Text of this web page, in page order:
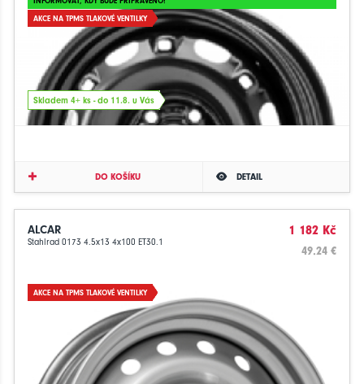
AKCE NA TPMS TLAKOVÉ VENTILKY
Skladem 4+ ks - do 11.8. u Vás
DO KOŠÍKU DETAIL
ALCAR
Stahlrad 0173 4.5x13 4x100 ET30.1
1 182 Kč
49.24 €
AKCE NA TPMS TLAKOVÉ VENTILKY